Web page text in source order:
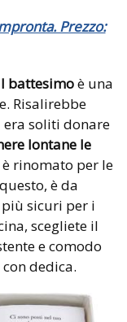
Prezzo:
battesimoè una
Risalirebbe
soliti donare
lontane le
è rinomato per le
è da
sicuri per i
scegliete il
e comodo
dedica.